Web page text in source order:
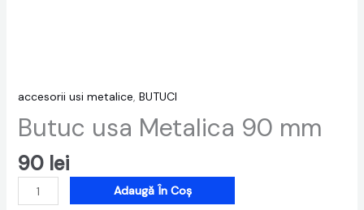
accesorii usi metalice, BUTUCI
Butuc usa Metalica 90 mm
90 lei
Adaugă În Coș